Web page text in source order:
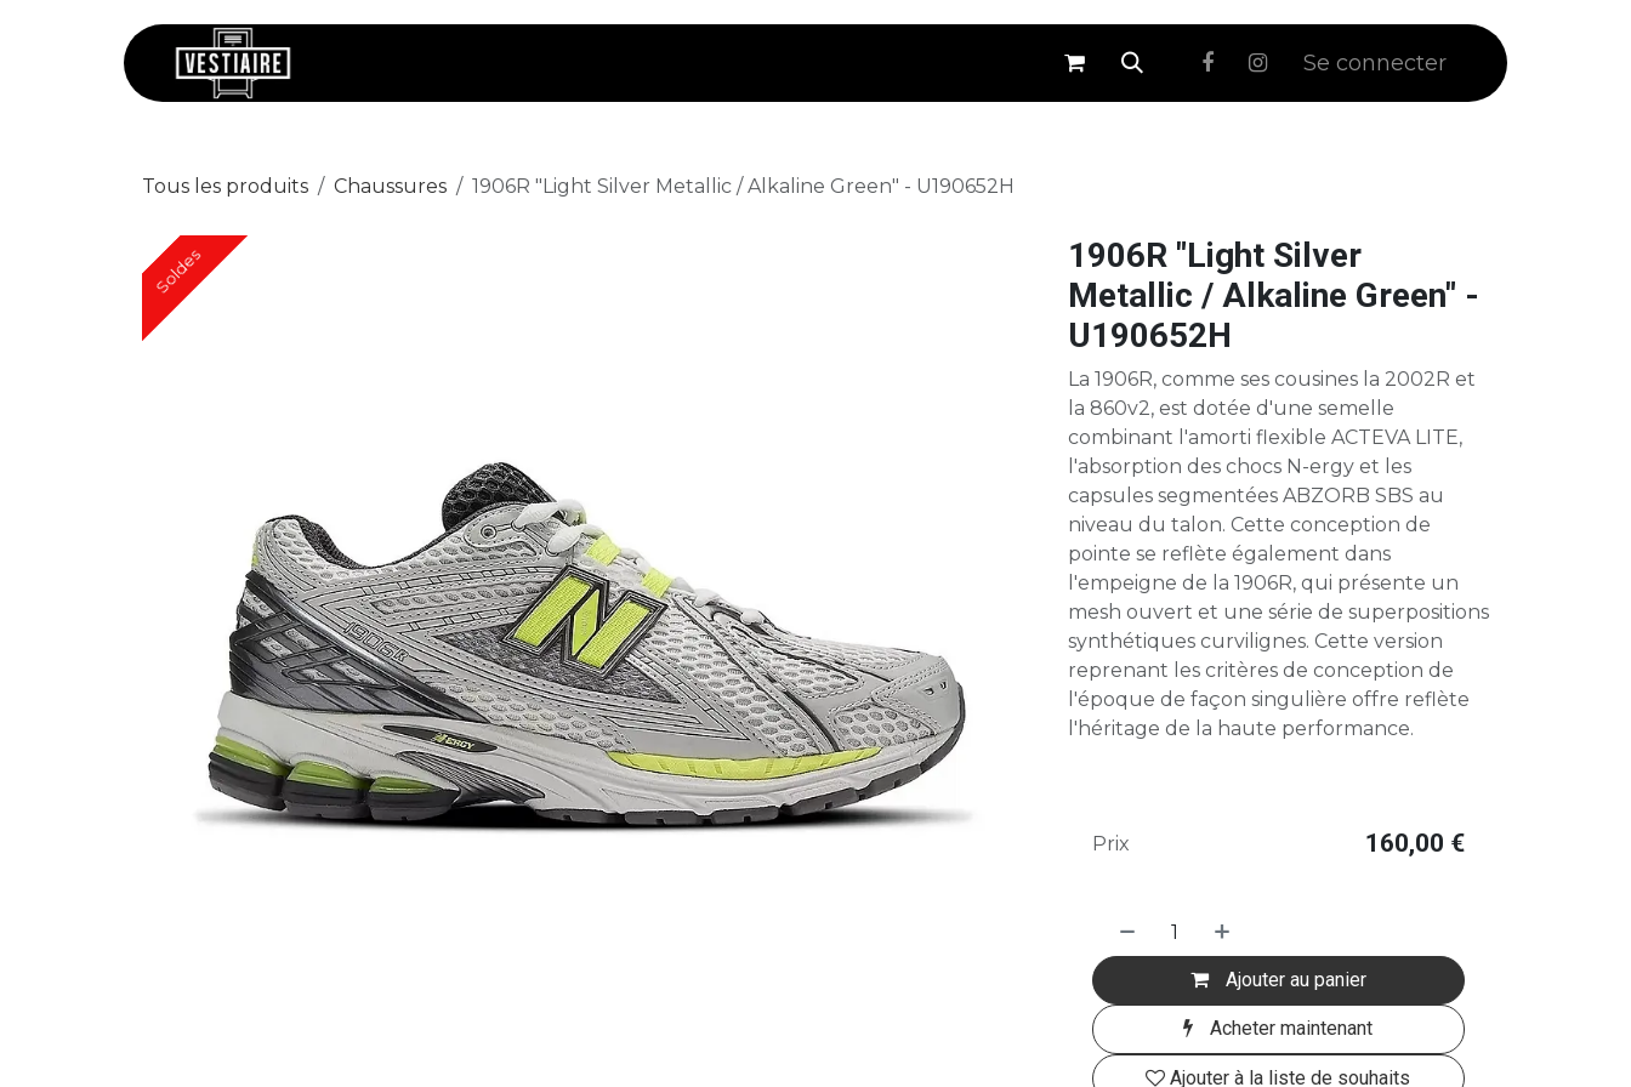
⚪ Soldes Se connecter
Tous les produits Chaussures 1906R "Light Silver Metallic / Alkaline Green" - U190652H
Soldes
Soldes
1906R "Light Silver
Metallic / Alkaline Green" -
U190652H
La 1906R, comme ses cousines la 2002R et
la 860v2, est dotée d'une semelle
combinant l'amorti flexible ACTEVA LITE,
l'absorption des chocs N-ergy et les
capsules segmentées ABZORB SBS au
niveau du talon. Cette conception de
pointe se reflète également dans
l'empeigne de la 1906R, qui présente un
mesh ouvert et une série de superpositions
synthétiques curvilignes. Cette version
reprenant les critères de conception de
l'époque de façon singulière offre reflète
l'héritage de la haute performance.
Ajouter au panier
Acheter maintenant
Ajouter à la liste de souhaits
Prix 160,00 €